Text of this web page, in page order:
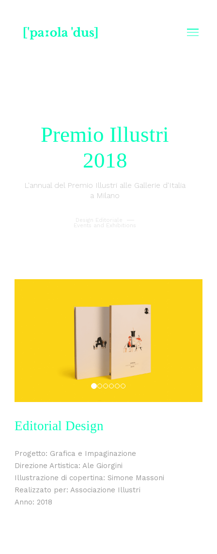
Premio Illustri
2018
L'annual del Premio Illustri alle Gallerie d'Italia
a Milano
Design Editoriale
Events and Exhibitions
Editorial Design
Progetto: Grafica e Impaginazione
Direzione Artistica: Ale Giorgini
Illustrazione di copertina: Simone Massoni
Realizzato per: Associazione Illustri
Anno: 2018
Profilo